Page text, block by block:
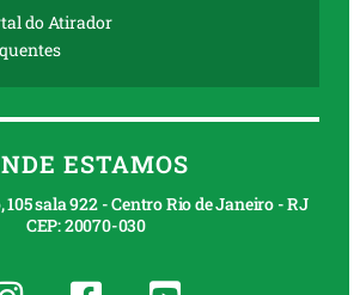
do Atirador
ESTAMOS
sala 922 - Centro Rio de Janeiro - RJ
CEP: 20070-030